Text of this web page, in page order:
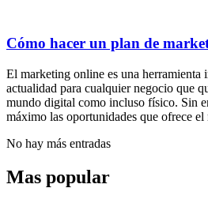
Cómo hacer un plan de
El marketing online es una herramienta
actualidad para cualquier negocio que
mundo digital como incluso físico. Sin
máximo las oportunidades que ofrece
No hay más entradas
Mas popular